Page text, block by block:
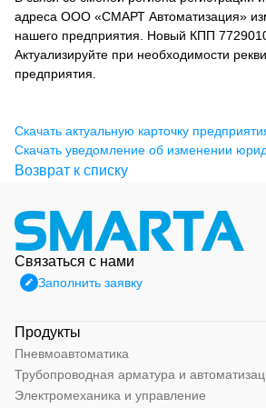
адреса ООО «СМАРТ Автоматизация»
нашего предприятия. Новый КПП
Актуализируйте при необходимости
предприятия.
Скачать актуальную карточку
Скачать уведомление об изменении
Возврат к списку
Связаться с нами
Заполнить заявку
Продукты
Пневмоавтоматика
Трубопроводная арматура и
Электромеханика и управление